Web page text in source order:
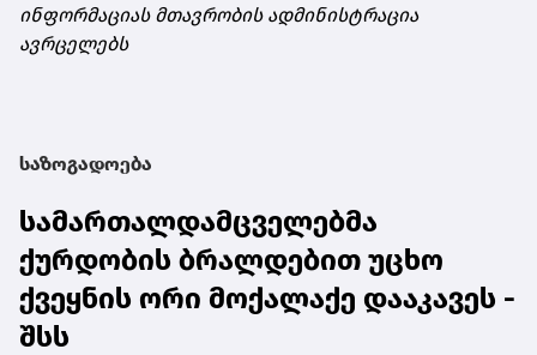
ინფორმაციას მთავრობის ადმინისტრაცია
ავრცელებს
საზოგადოება
სამართალდამცველებმა
ქურდობის ბრალდებით უცხო
ქვეყნის ორი მოქალაქე დააკავეს -
შსს